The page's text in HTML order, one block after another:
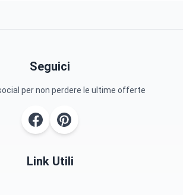
Seguici
per non perdere le ultime offerte
Link Utili